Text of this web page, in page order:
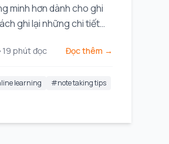
minh hơn dành cho ghi
ghi lại những chi tiết
bạn xem.
19 phút đọc Đọc thêm →
learning #note taking tips